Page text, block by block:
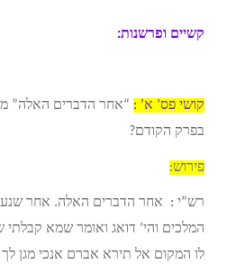
קשיים ופרשנות:
קושי פס’ א’ : “אחר הדברים האלה”
בפרק הקודם?
פירוש:
רש”י : אחר הדברים האלה. אחר
המלכים והי’ דואג ואומר שמא
לו המקום אל תירא אברם אנכי מגן